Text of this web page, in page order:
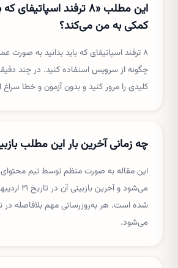
این مطلب «۸ ترفند
کمکی به من می‌کند؟
۸ ترفند اسپاتیفای که باید بدانید به
چگونه از سرویس استفاده کنید. در چند
کلیدی را مرور کنید و بدون آزمون و خطا سراغ
چه زمانی آخرین بار این مطلب
این مقاله به صورت منظم توسط تیم محتوای
شده است. هر به‌روزرسانی مهم بلافاصله در
می‌شود.